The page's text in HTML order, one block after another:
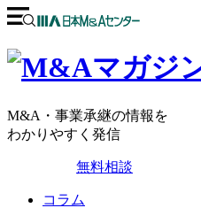
M&A・事業承継の情報を
わかりやすく発信
無料相談
コラム